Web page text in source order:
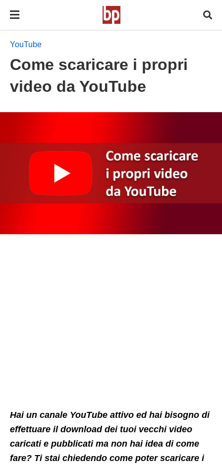
YouTube
Come scaricare i propri
video da YouTube
Hai un canale YouTube attivo ed hai bisogno di
effettuare il download dei tuoi vecchi video
caricati e pubblicati ma non hai idea di come
fare? Ti stai chiedendo come poter scaricare i